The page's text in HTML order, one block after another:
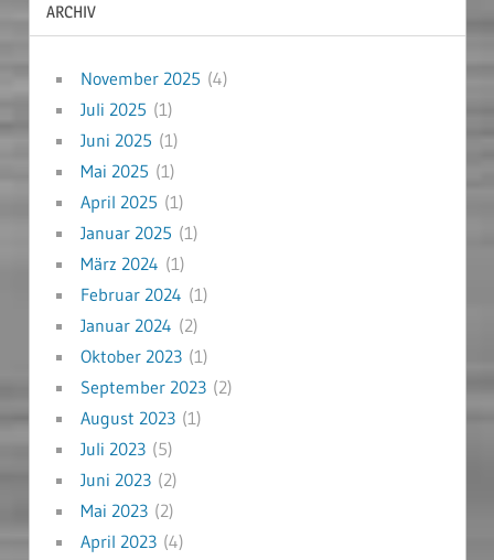
ARCHIV
November 2025 (4)
Juli 2025 (1)
Juni 2025 (1)
Mai 2025 (1)
April 2025 (1)
Januar 2025 (1)
März 2024 (1)
Februar 2024 (1)
Januar 2024 (2)
Oktober 2023(1)
September 2023(2)
August 2023(1)
Juli 2023(5)
Juni 2023(2)
Mai 2023(2)
April 2023(4)